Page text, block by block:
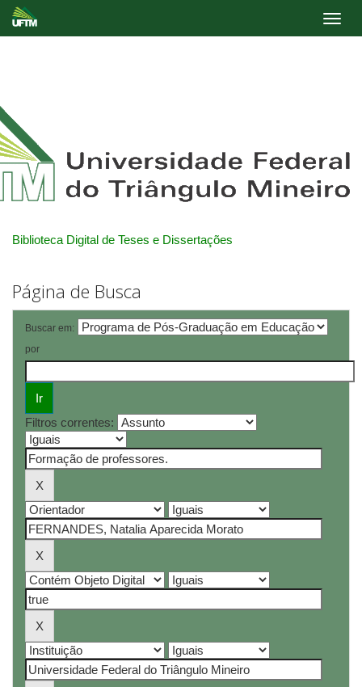
Biblioteca Digital de Teses e Dissertações
Página de Busca
Buscar em:
por
Filtros correntes: